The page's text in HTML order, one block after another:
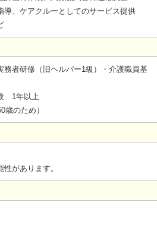
導、ケアクルーとしてのサービス提供
務者研修（旧ヘルパー1級）・介護職員基
1年以上
のため）
があります。